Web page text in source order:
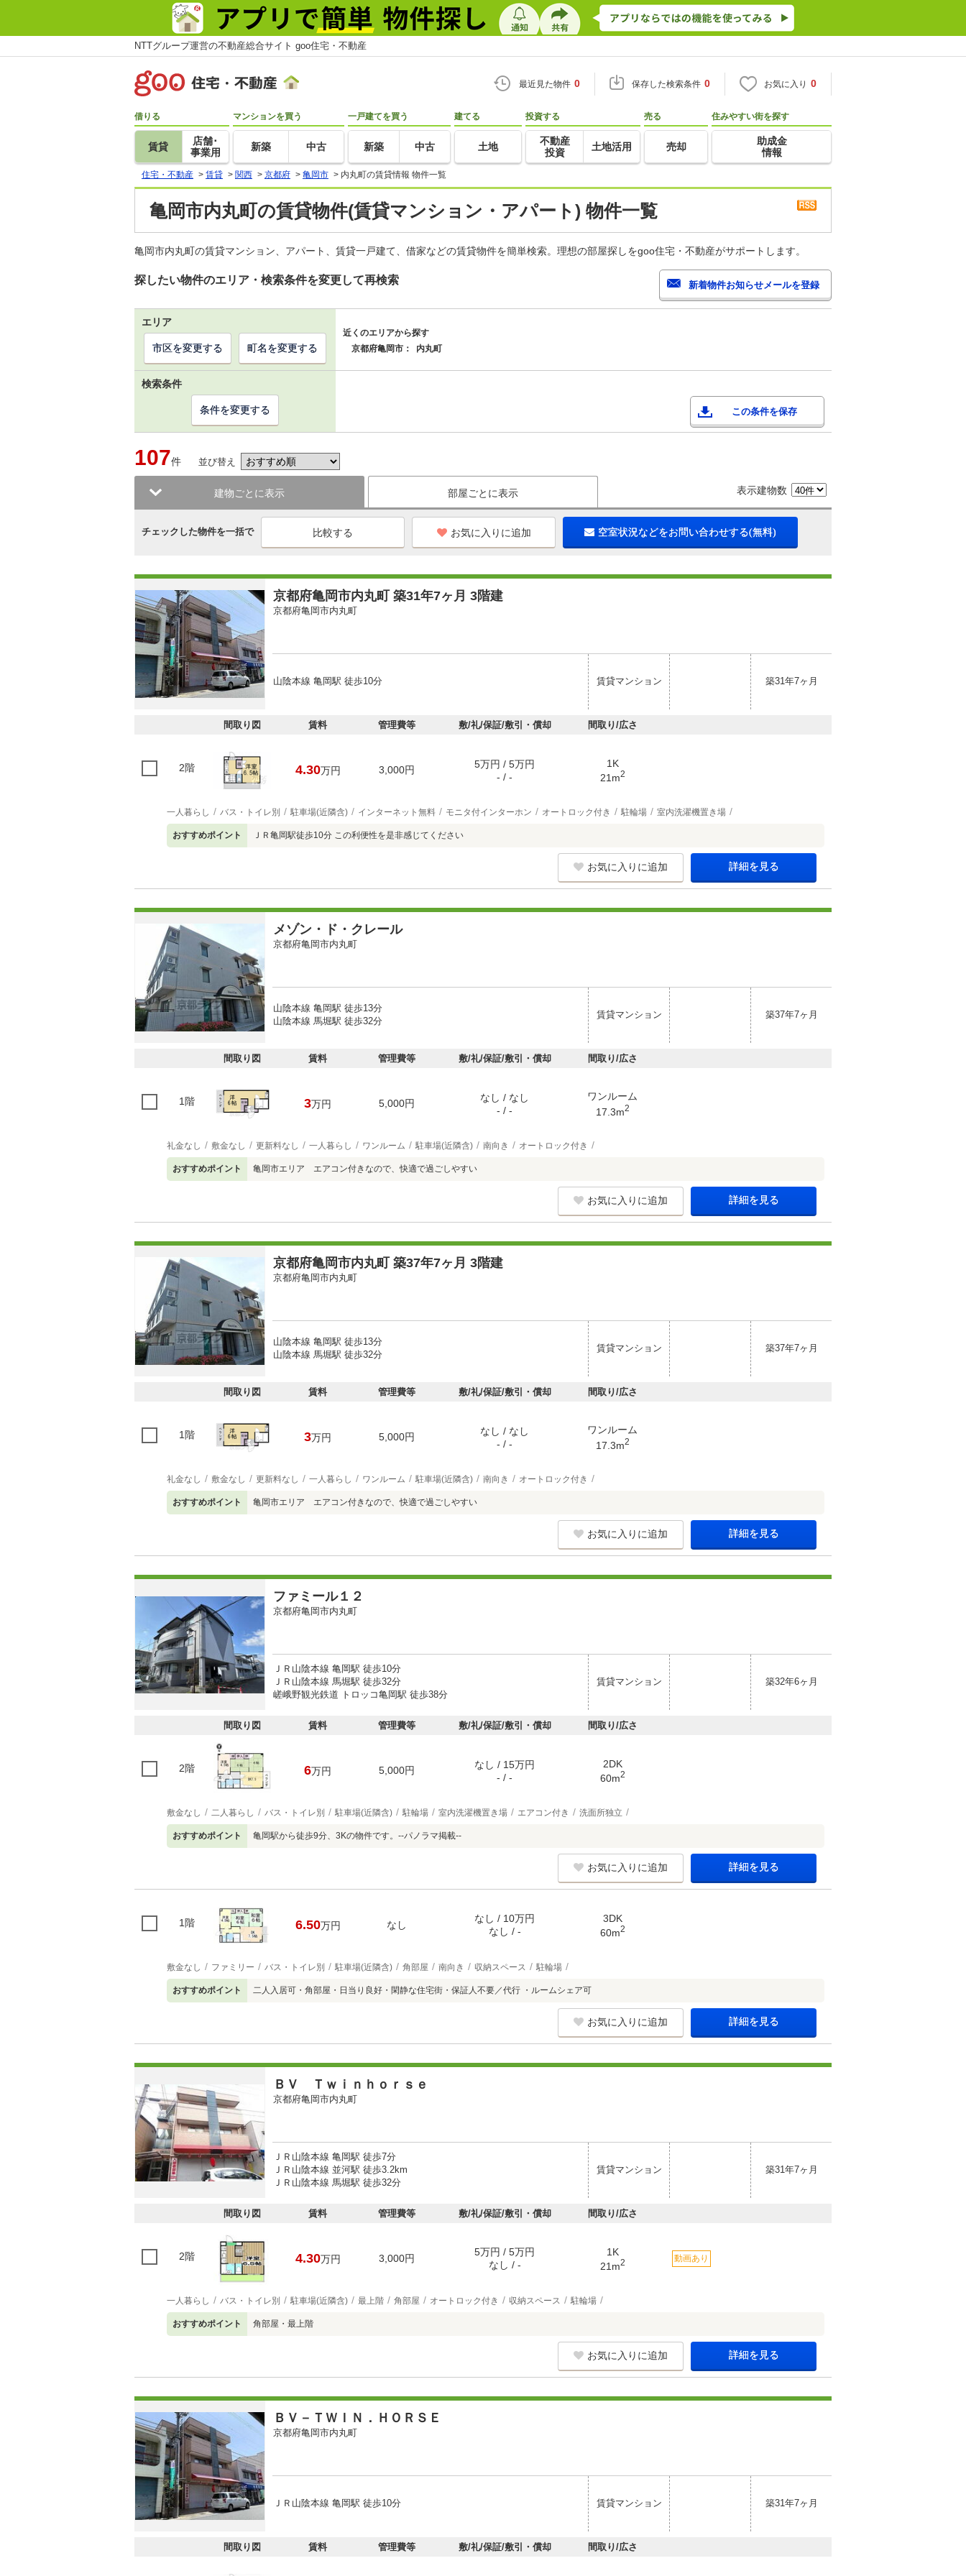
NTTグループ運営の不動産総合サイト goo住宅・不動産
最近見た物件 0 保存した検索条件 0 お気に入り 0
借りる
賃貸
店舗･
事業用
マンションを買う
新築 中古
一戸建てを買う
新築 中古
建てる
土地
投資する
不動産
投資
土地活用
売る
売却
住みやすい街を探す
助成金
情報
住宅・不動産 > 賃貸 > 関西 > 京都府 > 亀岡市 > 内丸町の賃貸情報 物件一覧
亀岡市内丸町の賃貸物件(賃貸マンション・アパート) 物件一覧
亀岡市内丸町の賃貸マンション、アパート、賃貸一戸建て、借家などの賃貸物件を簡単検索。理想の部屋探しをgoo住宅・不動産がサポートします。
探したい物件のエリア・検索条件を変更して再検索
エリア
近くのエリアから探す
京都府亀岡市：
内丸町
市区を変更する 町名を変更する
検索条件
この条件を保存
条件を変更する
107件 並び替え
建物ごとに表示 部屋ごとに表示 表示建物数
チェックした物件を一括で お気に入りに追加 空室状況などをお問い合わせする(無料)
京都府亀岡市内丸町 築31年7ヶ月 3階建
京都府亀岡市内丸町
山陰本線 亀岡駅 徒歩10分 賃貸マンション 築31年7ヶ月
間取り図 賃料 管理費等 敷/礼/保証/敷引・償却 間取り/広さ
2階 4.30万円 3,000円
5万円 / 5万円
- / -
1K
21m2
一人暮らし バス・トイレ別 駐車場(近隣含) インターネット無料 モニタ付インターホン オートロック付き 駐輪場 室内洗濯機置き場
おすすめポイント ＪＲ亀岡駅徒歩10分 この利便性を是非感じてください
お気に入りに追加 詳細を見る
メゾン・ド・クレール
京都府亀岡市内丸町
山陰本線 亀岡駅 徒歩13分
山陰本線 馬堀駅 徒歩32分
賃貸マンション 築37年7ヶ月
間取り図 賃料 管理費等 敷/礼/保証/敷引・償却 間取り/広さ
1階 3万円 5,000円
なし / なし
- / -
ワンルーム
17.3m2
礼金なし 敷金なし 更新料なし 一人暮らし ワンルーム 駐車場(近隣含) 南向き オートロック付き
おすすめポイント 亀岡市エリア エアコン付きなので、快適で過ごしやすい
お気に入りに追加 詳細を見る
京都府亀岡市内丸町 築37年7ヶ月 3階建
京都府亀岡市内丸町
山陰本線 亀岡駅 徒歩13分
山陰本線 馬堀駅 徒歩32分
賃貸マンション 築37年7ヶ月
間取り図 賃料 管理費等 敷/礼/保証/敷引・償却 間取り/広さ
1階 3万円 5,000円
なし / なし
- / -
ワンルーム
17.3m2
礼金なし 敷金なし 更新料なし 一人暮らし ワンルーム 駐車場(近隣含) 南向き オートロック付き
おすすめポイント 亀岡市エリア エアコン付きなので、快適で過ごしやすい
お気に入りに追加 詳細を見る
ファミール１２
京都府亀岡市内丸町
ＪＲ山陰本線 亀岡駅 徒歩10分
ＪＲ山陰本線 馬堀駅 徒歩32分
嵯峨野観光鉄道 トロッコ亀岡駅 徒歩38分
賃貸マンション 築32年6ヶ月
間取り図 賃料 管理費等 敷/礼/保証/敷引・償却 間取り/広さ
2階 6万円 5,000円
なし / 15万円
- / -
2DK
60m2
敷金なし 二人暮らし バス・トイレ別 駐車場(近隣含) 駐輪場 室内洗濯機置き場 エアコン付き 洗面所独立
おすすめポイント 亀岡駅から徒歩9分、3Kの物件です。--パノラマ掲載--
お気に入りに追加 詳細を見る
1階 6.50万円 なし
なし / 10万円
なし / -
3DK
60m2
敷金なし ファミリー バス・トイレ別 駐車場(近隣含) 角部屋 南向き 収納スペース 駐輪場
おすすめポイント 二人入居可・角部屋・日当り良好・閑静な住宅街・保証人不要／代行 ・ルームシェア可
お気に入りに追加 詳細を見る
ＢＶ Ｔｗｉｎｈｏｒｓｅ
京都府亀岡市内丸町
ＪＲ山陰本線 亀岡駅 徒歩7分
ＪＲ山陰本線 並河駅 徒歩3.2km
ＪＲ山陰本線 馬堀駅 徒歩32分
賃貸マンション 築31年7ヶ月
間取り図 賃料 管理費等 敷/礼/保証/敷引・償却 間取り/広さ
2階 4.30万円 3,000円
5万円 / 5万円
なし / -
1K
21m2 動画あり
一人暮らし バス・トイレ別 駐車場(近隣含) 最上階 角部屋 オートロック付き 収納スペース 駐輪場
おすすめポイント 角部屋・最上階
お気に入りに追加 詳細を見る
ＢＶ－ＴＷＩＮ．ＨＯＲＳＥ
京都府亀岡市内丸町
ＪＲ山陰本線 亀岡駅 徒歩10分 賃貸マンション 築31年7ヶ月
間取り図 賃料 管理費等 敷/礼/保証/敷引・償却 間取り/広さ